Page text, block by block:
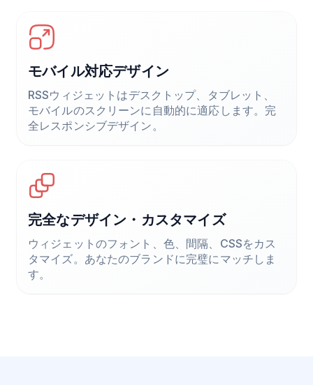
モバイル対応デザイン
RSSウィジェットはデスクトップ、タブレット、
モバイルのスクリーンに自動的に適応します。完
全レスポンシブデザイン。
完全なデザイン・カスタマイズ
ウィジェットのフォント、色、間隔、CSSをカス
タマイズ。あなたのブランドに完璧にマッチしま
す。